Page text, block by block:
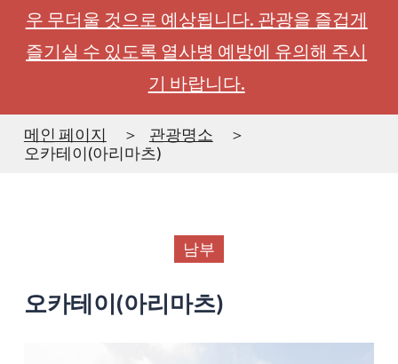
우 무더울 것으로 예상됩니다. 관광을 즐겁게
즐기실 수 있도록 열사병 예방에 유의해 주시
기 바랍니다.
메인 페이지
관광명소
오카테이(아리마츠)
남부
오카테이(아리마츠)